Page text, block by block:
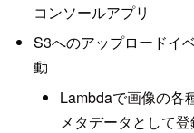
コンソールアプリ
S3へのアップロードイ
動
Lambdaで画像の各
メタデータとして登